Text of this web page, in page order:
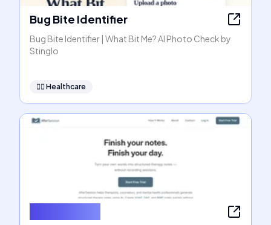
Bug Bite Identifier
Bug Bite Identifier | What Bit Me? AI Photo Check by
Stinglo
👩‍⚕️ Healthcare